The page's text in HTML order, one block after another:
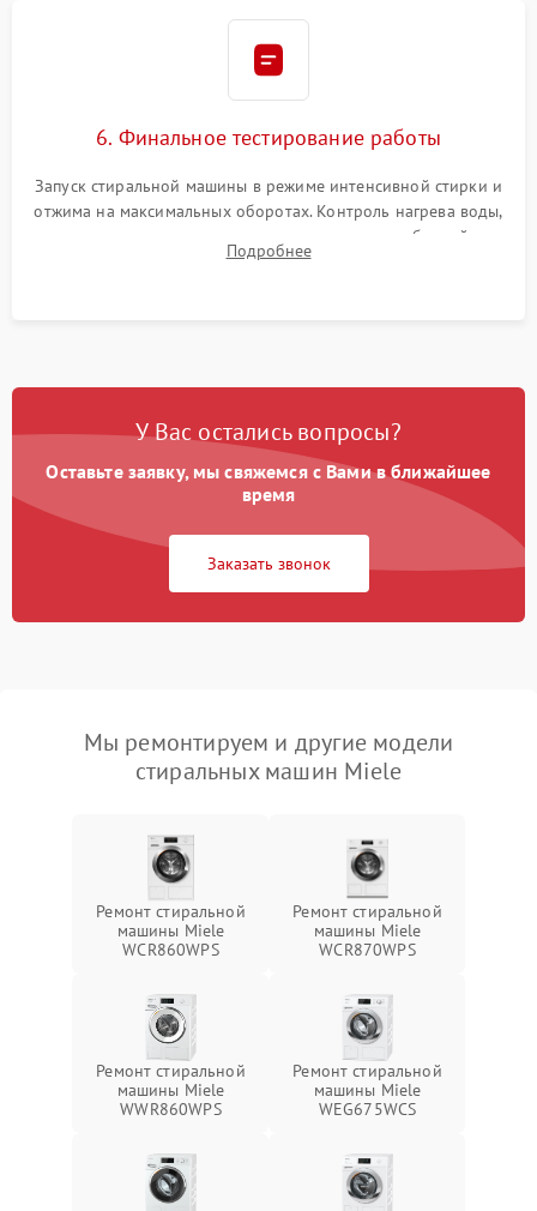
6. Финальное тестирование работы
Запуск стиральной машины в режиме интенсивной стирки и
отжима на максимальных оборотах. Контроль нагрева воды,
корректности слива, отсутствия излишних вибраций,
посторонних стуков и протечек под корпусом.
Подробнее
У Вас остались вопросы?
Оставьте заявку, мы свяжемся с Вами в ближайшее
время
Заказать звонок
Мы ремонтируем и другие модели
стиральных машин Miele
Ремонт стиральной
машины Miele
WCR860WPS
Ремонт стиральной
машины Miele
WCR870WPS
Ремонт стиральной
машины Miele
WWR860WPS
Ремонт стиральной
машины Miele
WEG675WCS